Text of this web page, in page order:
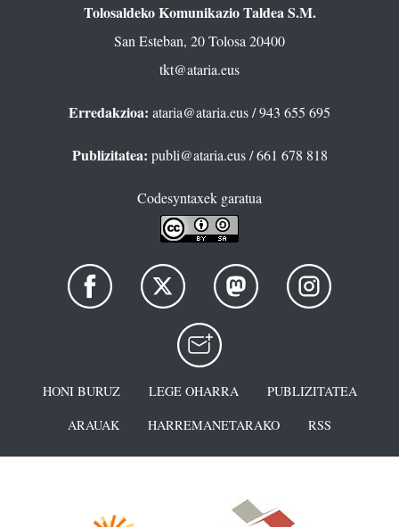
Tolosaldeko Komunikazio Taldea S.M.
San Esteban, 20 Tolosa 20400
tkt@ataria.eus
Erredakzioa: ataria@ataria.eus/ 943 655 695
Publizitatea: publi@ataria.eus/ 661 678 818
Codesyntaxek garatua
HONI BURUZ LEGE OHARRA
PUBLIZITATEA
ARAUAK
HARREMANETARAKO RSS